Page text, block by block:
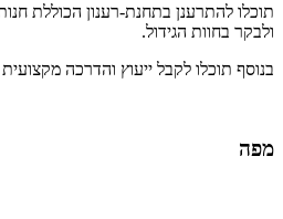
תוכלו להתרענן בתחנת-רענון הכוללת
ולבקר בחוות הגידול.
בנוסף תוכלו לקבל ייעוץ והדרכה
מפה